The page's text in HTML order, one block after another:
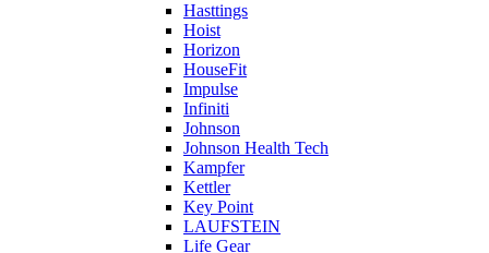
Hasttings
Hoist
Horizon
HouseFit
Impulse
Infiniti
Johnson
Johnson Health Tech
Kampfer
Kettler
Key Point
LAUFSTEIN
Life Gear